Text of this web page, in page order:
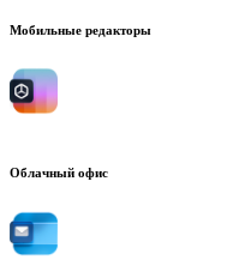
Мобильные редакторы
Облачный офис